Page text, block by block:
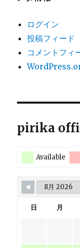
ログイン
投稿フィード
コメントフィ
pirika
Available
日 月